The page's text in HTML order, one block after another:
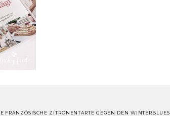
FRANZÖSISCHE ZITRONENTARTE GEGEN DEN WINTERBLUES